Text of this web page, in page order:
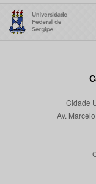
Cidade
Av.